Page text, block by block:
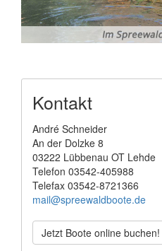
Kontakt
André Schneider
An der Dolzke 8
03222 Lübbenau OT Lehde
Telefon 03542-405988
Telefax 03542-8721366
mail@spreewaldboote.de
Jetzt Boote online buchen!